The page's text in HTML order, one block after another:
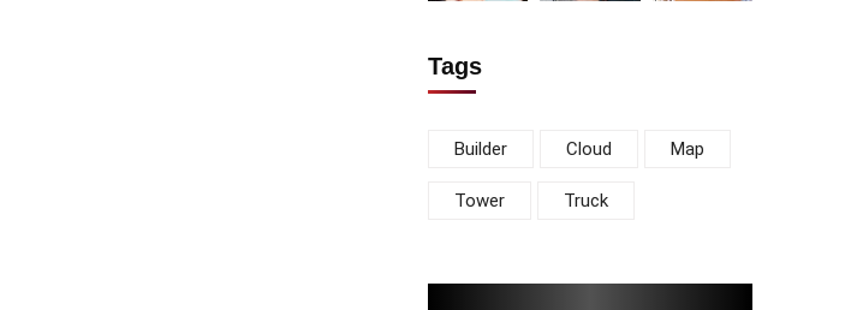
Tags
Builder Cloud Map
Tower Truck